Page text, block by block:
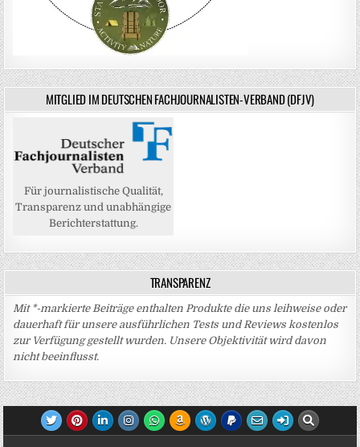
MITGLIED IM DEUTSCHEN FACHJOURNALISTEN-VERBAND (DFJV)
Für journalistische Qualität,
Transparenz und unabhängige
Berichterstattung.
TRANSPARENZ
Mit *-markierte Beiträge enthalten Produkte die uns leihweise oder
dauerhaft für unsere ausführlichen Tests und Reviews kostenlos
zur Verfügung gestellt wurden. Unsere Objektivität wird davon
nicht beeinflusst.